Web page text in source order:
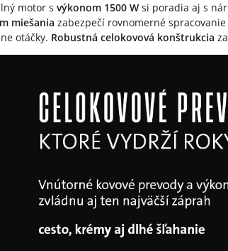
motor s výkonom 1500 W si poradia aj s
miešania zabezpečí rovnomerné
otáčky. Robustná celokovová konštrukcia